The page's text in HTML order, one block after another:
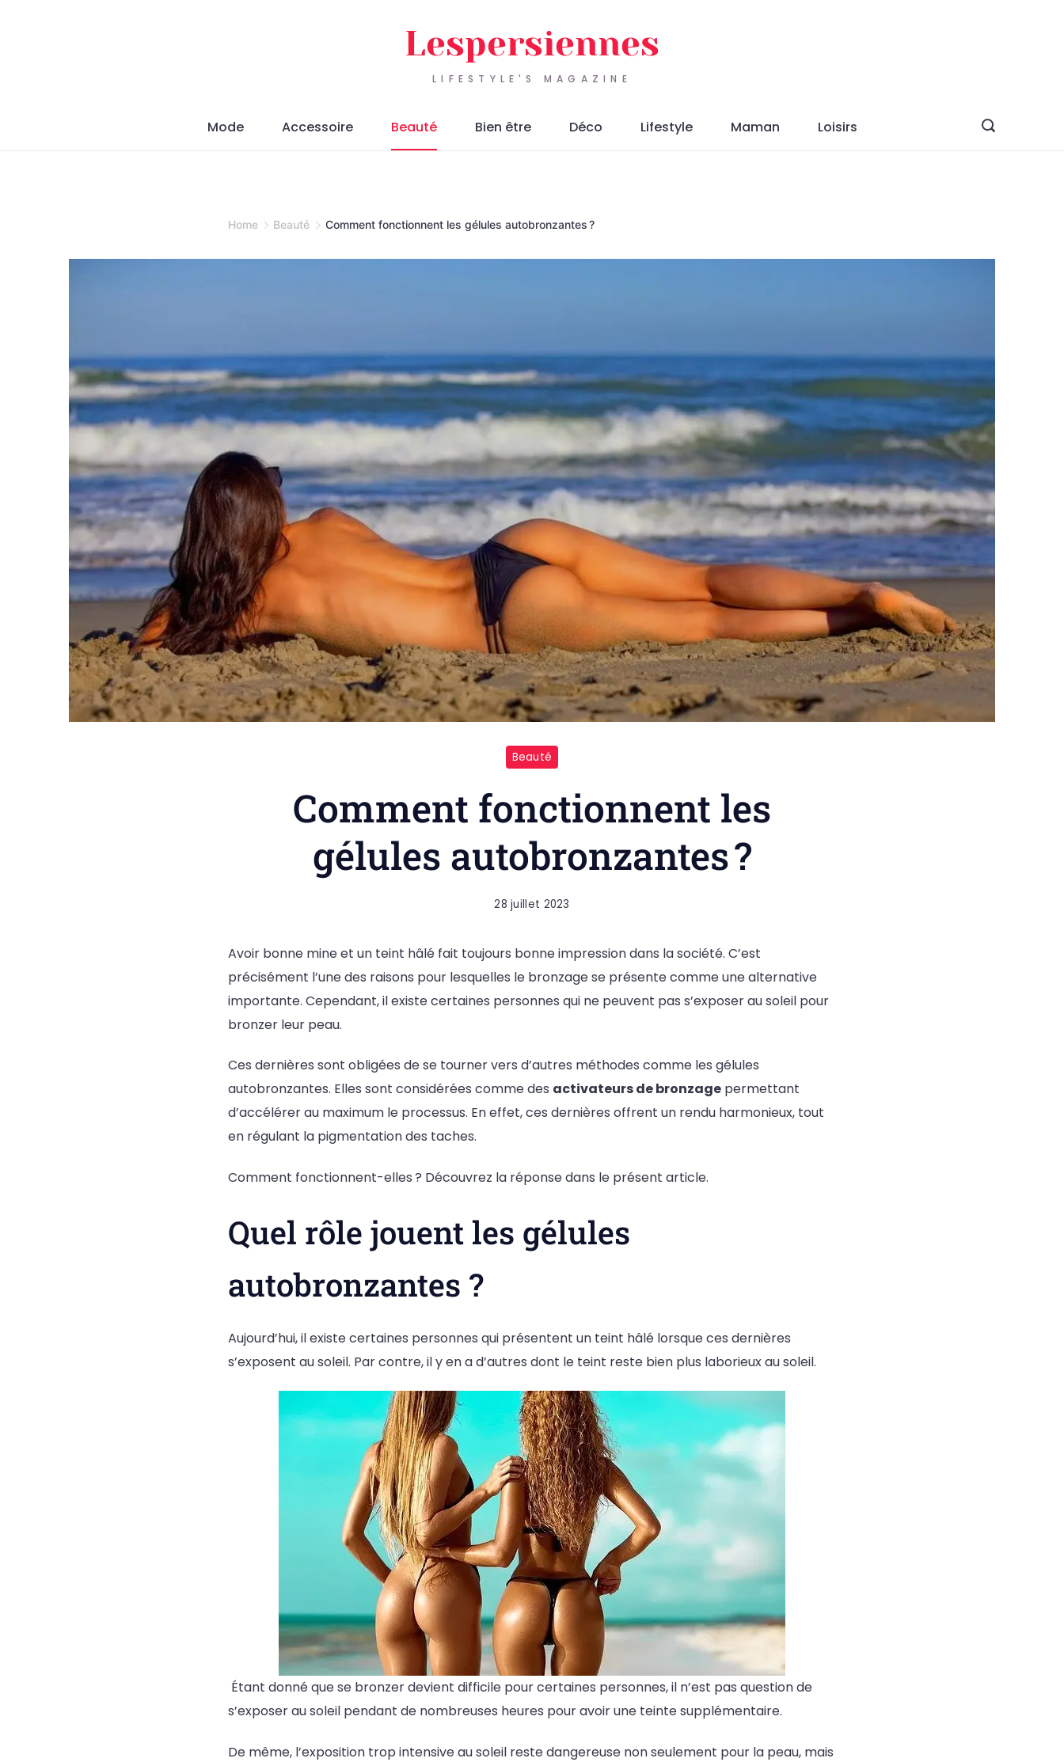
LIFESTYLE'S MAGAZINE
Lespersiennes
Mode Accessoire Beauté Bien être Déco Lifestyle Maman Loisirs
Home Beauté Comment fonctionnent les gélules autobronzantes ?
Beauté
Comment fonctionnent les
gélules autobronzantes ?
28 juillet 2023
Avoir bonne mine et un teint hâlé fait toujours bonne impression dans la société. C’est
précisément l’une des raisons pour lesquelles le bronzage se présente comme une alternative
importante. Cependant, il existe certaines personnes qui ne peuvent pas s’exposer au soleil pour
bronzer leur peau.
Ces dernières sont obligées de se tourner vers d’autres méthodes comme les gélules
autobronzantes. Elles sont considérées comme des activateurs de bronzage permettant
d’accélérer au maximum le processus. En effet, ces dernières offrent un rendu harmonieux, tout
en régulant la pigmentation des taches.
Comment fonctionnent-elles ? Découvrez la réponse dans le présent article.
Quel rôle jouent les gélules
autobronzantes ?
Aujourd’hui, il existe certaines personnes qui présentent un teint hâlé lorsque ces dernières
s’exposent au soleil. Par contre, il y en a d’autres dont le teint reste bien plus laborieux au soleil.
Étant donné que se bronzer devient difficile pour certaines personnes, il n’est pas question de
s’exposer au soleil pendant de nombreuses heures pour avoir une teinte supplémentaire.
De même, l’exposition trop intensive au soleil reste dangereuse non seulement pour la peau, mais